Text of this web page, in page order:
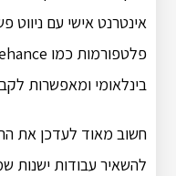
אינטרנט אישי עם ניווט
בינלאומי ומאפשרות
חשוב מאוד לעדכן את
להשאיר עבודות ישנות